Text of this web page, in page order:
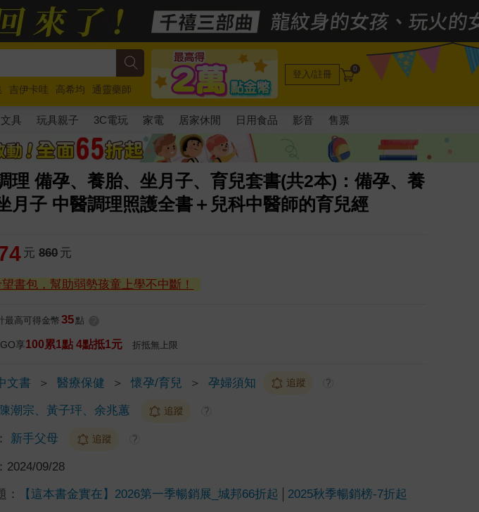
吉伊卡哇 高希均
通靈藥師
超慢跑
登入/註冊 0
文具 玩具親子 3C電玩 家電 居家休閒 日用食品 影音 售票
理 備孕、養胎、坐月子、育兒套書(共2本)：備孕、養
月子 中醫調理照護全書＋兒科中醫師的育兒經
元 860 元
書包，幫助弱勢孩童上學不中斷！
最高可得金幣 35 點
享100累1點 4點抵1元 折抵無上限
文書 ＞ 醫療保健 ＞ 懷孕/育兒 ＞ 孕婦須知 追蹤 ?
陳潮宗、黃子玶、余兆蕙 追蹤 ?
新手父母 追蹤 ?
2024/09/28
： 【這本書金實在】2026第一季暢銷展_城邦66折起 2025秋季暢銷榜-7折起